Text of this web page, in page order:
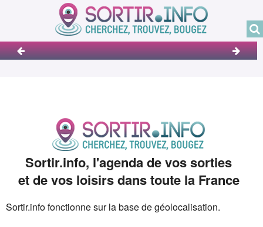
Sortir.info, l'agenda de vos sorties
et de vos loisirs dans toute la France
Sortir.info fonctionne sur la base de géolocalisation.